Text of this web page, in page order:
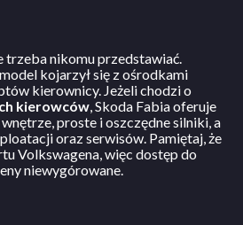
trzeba nikomu przedstawiać.
kojarzył się z ośrodkami
kierownicy. Jeżeli chodzi o
kierowców, Skoda Fabia oferuje
proste i oszczędne silniki, a
oraz serwisów. Pamiętaj, że
Volkswagena, więc dostęp do
niewygórowane.